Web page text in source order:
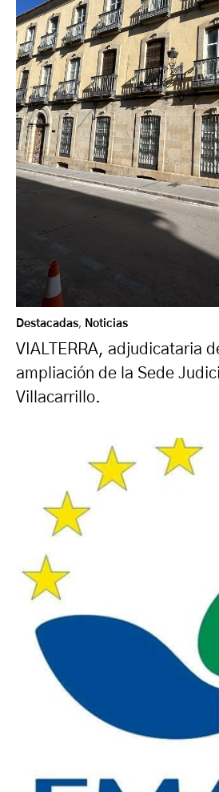
Destacadas, Noticias
VIALTERRA, adjudicataria
ampliación de la Sede
Villacarrillo.